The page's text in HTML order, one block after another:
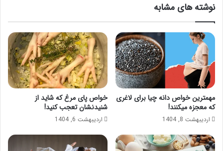
نوشته های مشابه
مهمترین خواص دانه چیا برای لاغری
که معجزه میکنند!
اردیبهشت 8, 1404
خواص پای مرغ که شاید از
شنیدنشان تعجب کنید!
اردیبهشت 6, 1404